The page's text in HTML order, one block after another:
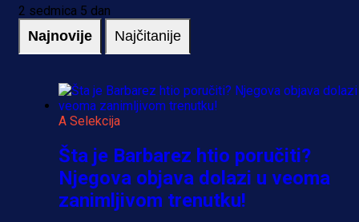
2 sedmica 5 dan
Najnovije Najčitanije
A Selekcija
Šta je Barbarez htio poručiti?
Njegova objava dolazi u veoma
zanimljivom trenutku!